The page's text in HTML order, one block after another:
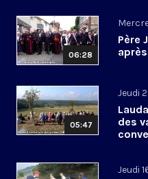
06:28
Père
après
05:47
Jeudi
des
Jeudi